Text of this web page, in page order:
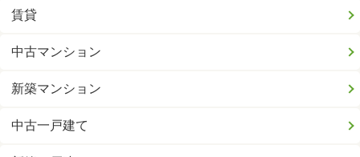
賃貸
中古マンション
新築マンション
中古一戸建て